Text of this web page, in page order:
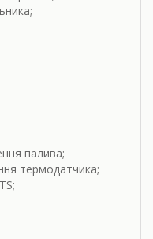
палива;
термодатчика;